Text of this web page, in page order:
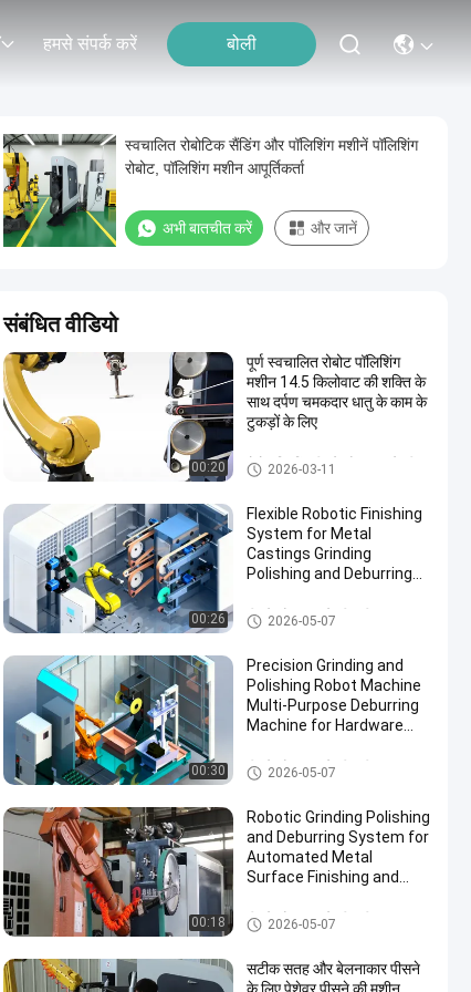
हमसे संपर्क करें बोली
स्वचालित रोबोटिक सैंडिंग और पॉलिशिंग मशीनें पॉलिशिंग
रोबोट, पॉलिशिंग मशीन आपूर्तिकर्ता
अभी बातचीत करें और जानें
संबंधित वीडियो
00:20
पूर्ण स्वचालित रोबोट पॉलिशिंग
मशीन 14.5 किलोवाट की शक्ति के
साथ दर्पण चमकदार धातु के काम के
टुकड़ों के लिए
रोबोट डिबुरिंग पीसने और चमकाने की म
शीन
2026-03-11
00:26
Flexible Robotic Finishing
System for Metal
Castings Grinding
Polishing and Deburring
पीसने और चमकाने की मशीन
2026-05-07
00:30
Precision Grinding and
Polishing Robot Machine
Multi-Purpose Deburring
Machine for Hardware
Manufacturing
पीसने और चमकाने की मशीन
2026-05-07
00:18
Robotic Grinding Polishing
and Deburring System for
Automated Metal
Surface Finishing and
पीसने और चमकाने की मशीन
2026-05-07
सटीक सतह और बेलनाकार पीसने